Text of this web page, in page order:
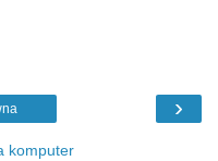
›
komputer